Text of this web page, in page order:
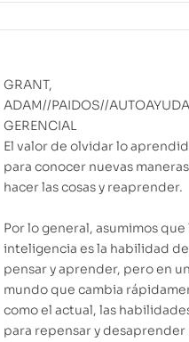
GRANT,
ADAM//PAIDOS//AUTOAYUDA
GERENCIAL
El valor de olvidar lo
para conocer nuevas
hacer las cosas y reaprender.
Por lo general, asumimos que
inteligencia es la habilidad de
pensar y aprender, pero en un
mundo que cambia
como el actual, las
para repensar y desaprender